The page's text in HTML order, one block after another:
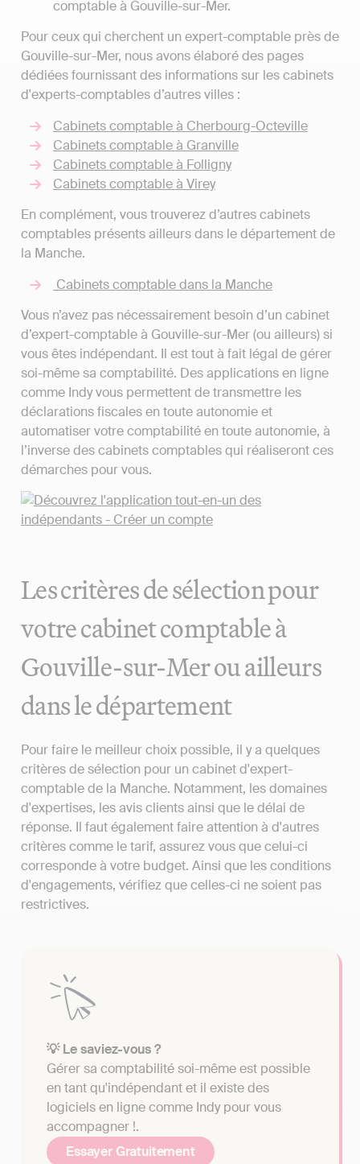
comptable à Gouville-sur-Mer.
Pour ceux qui cherchent un expert-comptable près de
Gouville-sur-Mer, nous avons élaboré des pages
dédiées fournissant des informations sur les cabinets
d'experts-comptables d’autres villes :
Cabinets comptable à Cherbourg-Octeville
Cabinets comptable à Granville
Cabinets comptable à Folligny
Cabinets comptable à Virey
En complément, vous trouverez d’autres cabinets
comptables présents ailleurs dans le département de
la Manche.
Cabinets comptable dans la Manche
Vous n’avez pas nécessairement besoin d’un cabinet
d’expert-comptable à Gouville-sur-Mer (ou ailleurs) si
vous êtes indépendant. Il est tout à fait légal de gérer
soi-même sa comptabilité. Des applications en ligne
comme Indy vous permettent de transmettre les
déclarations fiscales en toute autonomie et
automatiser votre comptabilité en toute autonomie, à
l’inverse des cabinets comptables qui réaliseront ces
démarches pour vous.
Les critères de sélection pour
votre cabinet comptable à
Gouville-sur-Mer ou ailleurs
dans le département
Pour faire le meilleur choix possible, il y a quelques
critères de sélection pour un cabinet d'expert-
comptable de la Manche. Notamment, les domaines
d'expertises, les avis clients ainsi que le délai de
réponse. Il faut également faire attention à d'autres
critères comme le tarif, assurez vous que celui-ci
corresponde à votre budget. Ainsi que les conditions
d'engagements, vérifiez que celles-ci ne soient pas
restrictives.
💡 Le saviez-vous ?
Gérer sa comptabilité soi-même est possible
en tant qu'indépendant et il existe des
logiciels en ligne comme Indy pour vous
accompagner !.
Essayer Gratuitement